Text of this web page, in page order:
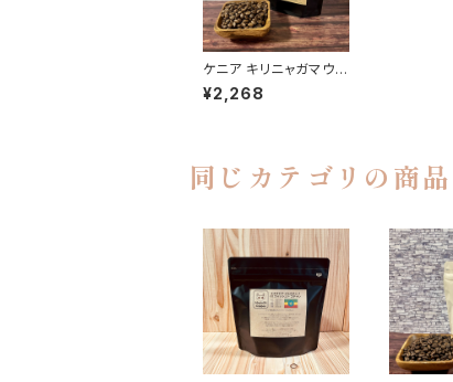
ケニア キリニャガマウン
テン Qグレード 150g
¥2,268
同じカテゴリの商品